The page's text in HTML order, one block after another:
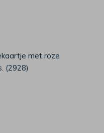
met roze
(2928)